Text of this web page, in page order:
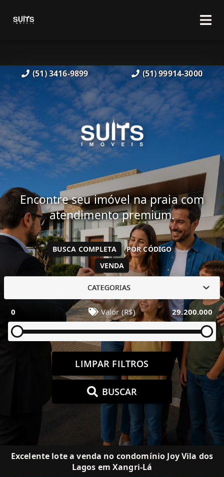
(51) 3416-9899 (51) 99914-3000
Encontre seu imóvel na praia com
atendimento premium.
VENDA
BUSCA COMPLETA POR CÓDIGO
CATEGORIAS
0 Valor (R$) 29.200.000
LIMPAR FILTROS
BUSCAR
Excelente lote a venda no condomínio Joy Vila dos
Lagos em Xangri-Lá